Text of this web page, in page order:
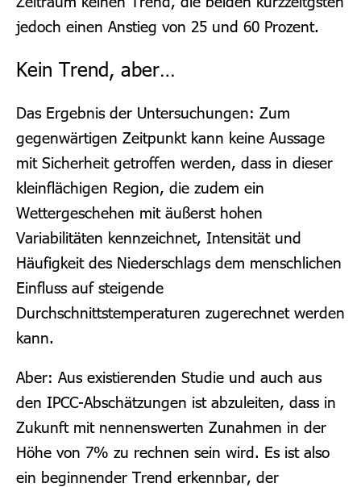
jedoch einen Anstieg von 25 und 60 Prozent.
Kein Trend, aber…
Das Ergebnis der Untersuchungen: Zum
gegenwärtigen Zeitpunkt kann keine Aussage
mit Sicherheit getroffen werden, dass in dieser
kleinflächigen Region, die zudem ein
Wettergeschehen mit äußerst hohen
Variabilitäten kennzeichnet, Intensität und
Häufigkeit des Niederschlags dem menschlichen
Einfluss auf steigende
Durchschnittstemperaturen zugerechnet werden
kann.
Aber: Aus existierenden Studie und auch aus
den IPCC-Abschätzungen ist abzuleiten, dass in
Zukunft mit nennenswerten Zunahmen in der
Höhe von 7% zu rechnen sein wird. Es ist also
ein beginnender Trend erkennbar, der